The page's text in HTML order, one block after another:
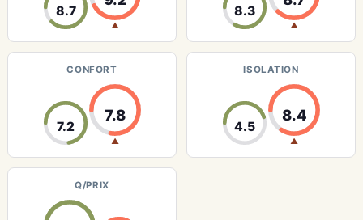
8.7
▲
8.3
▲
CONFORT
7.2
7.8
▲
ISOLATION
4.5
8.4
▲
Q/PRIX